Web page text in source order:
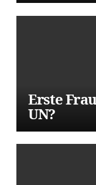
Erste
UN?